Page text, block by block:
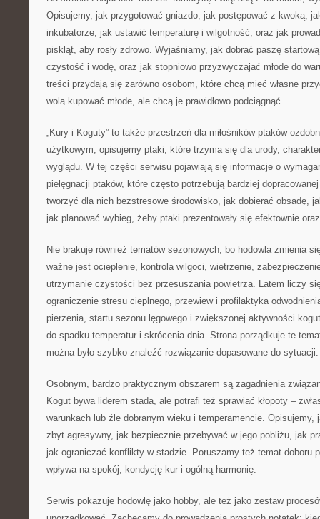
Opisujemy, jak przygotować gniazdo, jak postępować z kwoką,
inkubatorze, jak ustawić temperaturę i wilgotność, oraz jak
piskląt, aby rosły zdrowo. Wyjaśniamy, jak dobrać paszę
czystość i wodę, oraz jak stopniowo przyzwyczajać młode do
treści przydają się zarówno osobom, które chcą mieć własne
wolą kupować młode, ale chcą je prawidłowo podciągnąć.
„Kury i Koguty” to także przestrzeń dla miłośników ptaków
użytkowym, opisujemy ptaki, które trzyma się dla urody,
wyglądu. W tej części serwisu pojawiają się informacje o
pielęgnacji ptaków, które często potrzebują bardziej
tworzyć dla nich bezstresowe środowisko, jak dobierać obsadę,
jak planować wybieg, żeby ptaki prezentowały się efektownie
Nie brakuje również tematów sezonowych, bo hodowla zmienia
ważne jest ocieplenie, kontrola wilgoci, wietrzenie,
utrzymanie czystości bez przesuszania powietrza. Latem liczy
ograniczenie stresu cieplnego, przewiew i profilaktyka
pierzenia, startu sezonu lęgowego i zwiększonej aktywności
do spadku temperatur i skrócenia dnia. Strona porządkuje te
można było szybko znaleźć rozwiązanie dopasowane do sytuacji.
Osobnym, bardzo praktycznym obszarem są zagadnienia
Kogut bywa liderem stada, ale potrafi też sprawiać kłopoty –
warunkach lub źle dobranym wieku i temperamencie.
zbyt agresywny, jak bezpiecznie przebywać w jego pobliżu, jak
jak ograniczać konflikty w stadzie. Poruszamy też temat doboru
wpływa na spokój, kondycję kur i ogólną harmonię.
Serwis pokazuje hodowlę jako hobby, ale też jako zestaw